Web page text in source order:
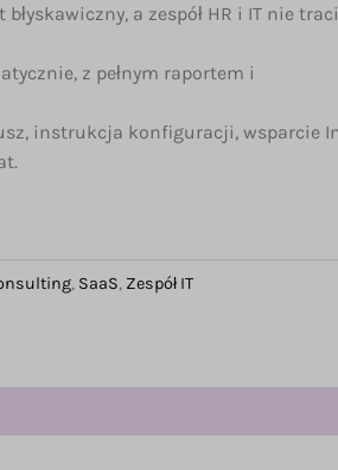
a zespół HR i IT nie
z pełnym raportem i
instrukcja konfiguracji, wsparcie
, SaaS, Zespół IT